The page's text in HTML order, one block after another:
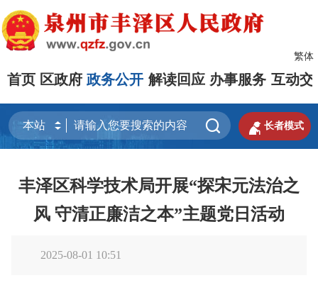
繁体
首页 区政府 政务公开 解读回应 办事服务 互动交
  长者模式
丰泽区科学技术局开展“探宋元法治之
风 守清正廉洁之本”主题党日活动
2025-08-01 10:51